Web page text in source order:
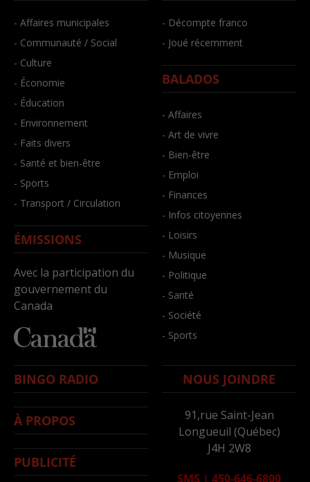
- Affaires municipales
- Communauté / Social
- Culture
- Économie
- Éducation
- Environnement
- Faits divers
- Santé et bien-être
- Sports
- Transport / Circulation
ÉMISSIONS
Avec la participation du
gouvernement du
Canada
- Décompte franco
- Joué récemment
BALADOS
- Affaires
- Art de vivre
- Bien-être
- Emploi
- Finances
- Infos citoyennes
- Loisirs
- Musique
- Politique
- Santé
- Société
- Sports
BINGO RADIO
À PROPOS
PUBLICITÉ
NOUS JOINDRE
91,rue Saint-Jean
Longueuil (Québec)
J4H 2W8
SMS | 450-646-6800